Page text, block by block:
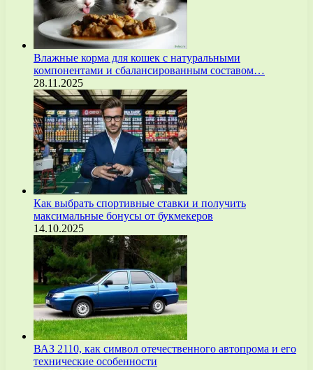
Влажные корма для кошек с натуральными
компонентами и сбалансированным составом…
28.11.2025
Как выбрать спортивные ставки и получить
максимальные бонусы от букмекеров
14.10.2025
ВАЗ 2110, как символ отечественного автопрома и его
технические особенности